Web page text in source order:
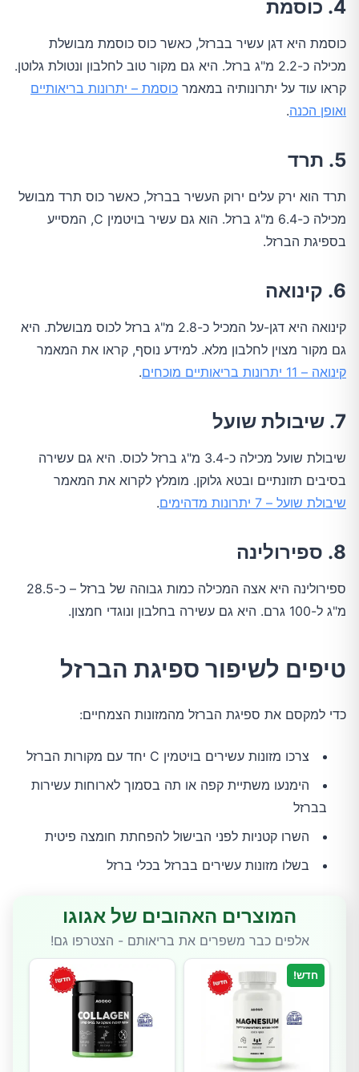
4. כוסמת
כוסמת היא דגן עשיר בברזל, כאשר כוס כוסמת מבושלת
מכילה כ-2.2 מ"ג ברזל. היא גם מקור טוב לחלבון ונטולת גלוטן.
קראו עוד על יתרונותיה במאמר כוסמת – יתרונות בריאותיים
ואופן הכנה.
5. תרד
תרד הוא ירק עלים ירוק העשיר בברזל, כאשר כוס תרד מבושל
מכילה כ-6.4 מ"ג ברזל. הוא גם עשיר בויטמין C, המסייע
בספיגת הברזל.
6. קינואה
קינואה היא דגן-על המכיל כ-2.8 מ"ג ברזל לכוס מבושלת. היא
גם מקור מצוין לחלבון מלא. למידע נוסף, קראו את המאמר
קינואה – 11 יתרונות בריאותיים מוכחים
.
7. שיבולת שועל
שיבולת שועל מכילה כ-3.4 מ"ג ברזל לכוס. היא גם עשירה
בסיבים תזונתיים ובטא גלוקן. מומלץ לקרוא את המאמר
שיבולת שועל – 7 יתרונות מדהימים
.
8. ספירולינה
ספירולינה היא אצה המכילה כמות גבוהה של ברזל – כ-28.5
מ"ג ל-100 גרם. היא גם עשירה בחלבון ונוגדי חמצון.
טיפים לשיפור ספיגת הברזל
כדי למקסם את ספיגת הברזל מהמזונות הצמחיים:
צרכו מזונות עשירים בויטמין C יחד עם מקורות הברזל
הימנעו משתיית קפה או תה בסמוך לארוחות עשירות
בברזל
השרו קטניות לפני הבישול להפחתת חומצה פיטית
בשלו מזונות עשירים בברזל בכלי ברזל
המוצרים האהובים של אגוגו
אלפים כבר משפרים את בריאותם - הצטרפו גם!
חדש!